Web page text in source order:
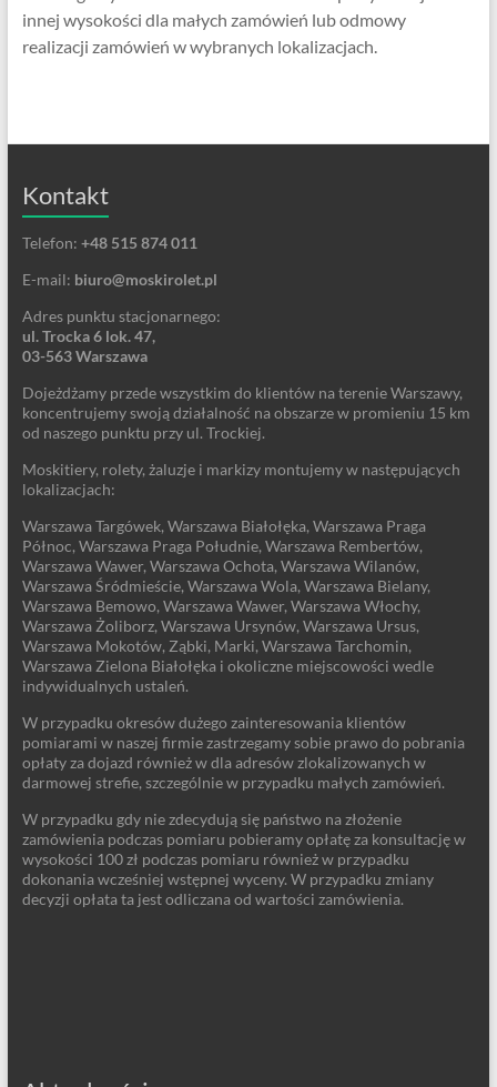
innej wysokości dla małych zamówień lub odmowy
realizacji zamówień w wybranych lokalizacjach.
Kontakt
Telefon: +48 515 874 011
E-mail: biuro@moskirolet.pl
Adres punktu stacjonarnego:
ul. Trocka 6 lok. 47,
03-563 Warszawa
Dojeżdżamy przede wszystkim do klientów na terenie Warszawy,
koncentrujemy swoją działalność na obszarze w promieniu 15 km
od naszego punktu przy ul. Trockiej.
Moskitiery, rolety, żaluzje i markizy montujemy w następujących
lokalizacjach:
Warszawa Targówek, Warszawa Białołęka, Warszawa Praga
Północ, Warszawa Praga Południe, Warszawa Rembertów,
Warszawa Wawer, Warszawa Ochota, Warszawa Wilanów,
Warszawa Śródmieście, Warszawa Wola, Warszawa Bielany,
Warszawa Bemowo, Warszawa Wawer, Warszawa Włochy,
Warszawa Żoliborz, Warszawa Ursynów, Warszawa Ursus,
Warszawa Mokotów, Ząbki, Marki, Warszawa Tarchomin,
Warszawa Zielona Białołęka i okoliczne miejscowości wedle
indywidualnych ustaleń.
W przypadku okresów dużego zainteresowania klientów
pomiarami w naszej firmie zastrzegamy sobie prawo do pobrania
opłaty za dojazd również w dla adresów zlokalizowanych w
darmowej strefie, szczególnie w przypadku małych zamówień.
W przypadku gdy nie zdecydują się państwo na złożenie
zamówienia podczas pomiaru pobieramy opłatę za konsultację w
wysokości 100 zł podczas pomiaru również w przypadku
dokonania wcześniej wstępnej wyceny. W przypadku zmiany
decyzji opłata ta jest odliczana od wartości zamówienia.